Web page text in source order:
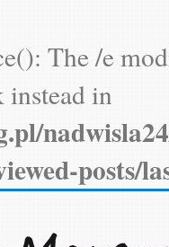
The /e
instead in
posts/